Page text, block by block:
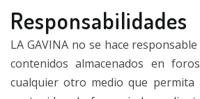
Responsabilidades
LA GAVINA no se hace
contenidos almacenados en
cualquier otro medio que permita